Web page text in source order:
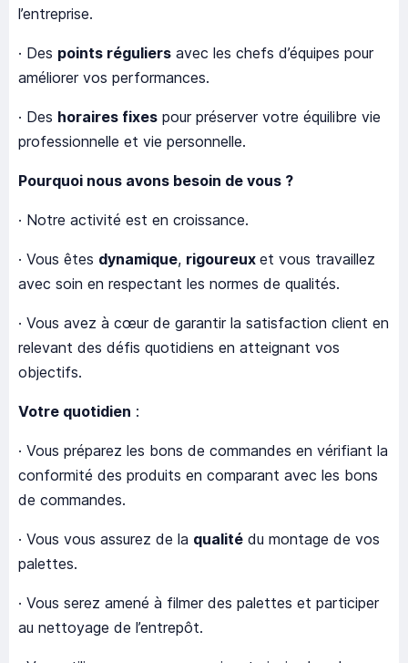
l’entreprise.
· Des points réguliers avec les chefs d’équipes pour
améliorer vos performances.
· Des horaires fixes pour préserver votre équilibre vie
professionnelle et vie personnelle.
Pourquoi nous avons besoin de vous ?
· Notre activité est en croissance.
· Vous êtes dynamique, rigoureux et vous travaillez
avec soin en respectant les normes de qualités.
· Vous avez à cœur de garantir la satisfaction client en
relevant des défis quotidiens en atteignant vos
objectifs.
Votre quotidien :
· Vous préparez les bons de commandes en vérifiant la
conformité des produits en comparant avec les bons
de commandes.
· Vous vous assurez de la qualité du montage de vos
palettes.
· Vous serez amené à filmer des palettes et participer
au nettoyage de l’entrepôt.